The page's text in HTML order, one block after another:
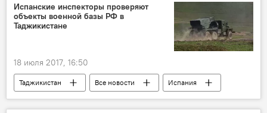
Испанские инспекторы проверяют
объекты военной базы РФ в
Таджикистане
18 июля 2017, 16:50
Таджикистан Все новости
Испания
Ярослав Рощупкин